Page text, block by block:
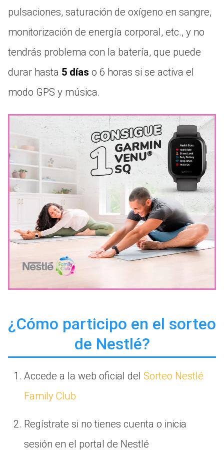
pulsaciones, saturación de oxígeno en sangre,
monitorización de energía corporal, etc., y no
tendrás problema con la batería, que puede
durar hasta 5 días o 6 horas si se activa el
modo GPS y música.
¿Cómo participo en el sorteo
de Nestlé?
Accede a la web oficial del Sorteo Nestlé
Family Club
Regístrate si no tienes cuenta o inicia
sesión en el portal de Nestlé